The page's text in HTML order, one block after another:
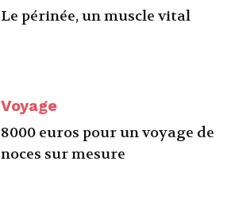
Le périnée, un muscle vital
Voyage
8000 euros pour un voyage de
noces sur mesure